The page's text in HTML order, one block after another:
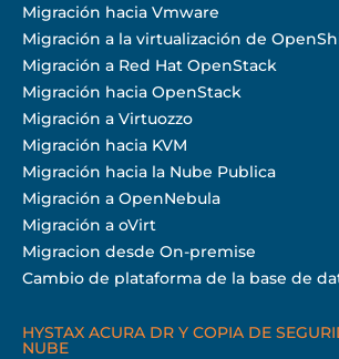
Migración hacia Vmware
Migración a la virtualización de
Migración a Red Hat OpenStack
Migración hacia OpenStack
Migración a Virtuozzo
Migración hacia KVM
Migración hacia la Nube Publica
Migración a OpenNebula
Migración a oVirt
Migracion desde On-premise
Cambio de plataforma de la base de
HYSTAX ACURA DR Y COPIA DE
NUBE